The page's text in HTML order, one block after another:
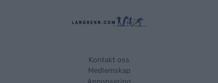
Kontakt oss
Medlemskap